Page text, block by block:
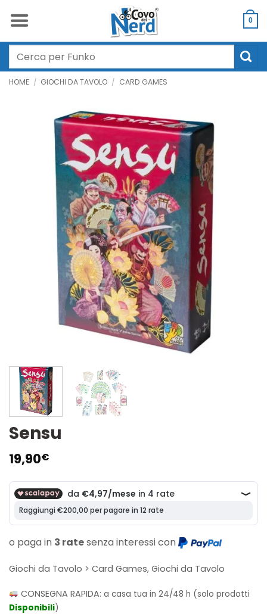
0
Cerca:
HOME / GIOCHI DA TAVOLO / CARD GAMES
Sensu
19,90€
o paga in 3 ratesenza interessi con
Giochi da Tavolo > Card Games, Giochi da Tavolo
CONSEGNA RAPIDA:a casa tua in 24/48 h (solo prodotti
Disponibili)